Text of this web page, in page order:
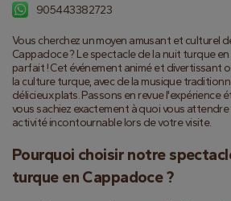
Vous cherchez un moyen amusant et culturel
Cappadoce ? Le spectacle de la nuit turque
parfait ! Cet événement animé et divertissant
la culture turque, avec de la musique
délicieux plats. Passons en revue l'expérience
vous sachiez exactement à quoi vous
activité incontournable lors de votre visite.
Pourquoi choisir notre
turque en Cappadoce ?
905443382723